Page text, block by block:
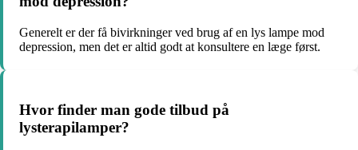
Generelt er der få bivirkninger ved brug af en lys lampe mod
depression, men det er altid godt at konsultere en læge først.
Hvor finder man gode tilbud på
lysterapilamper?